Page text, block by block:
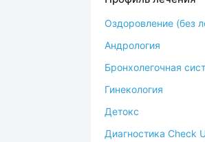
Оздоровление (без
Андрология
Бронхолегочная
Гинекология
Детокс
Диагностика Check